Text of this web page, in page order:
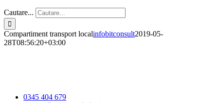
Cautare...
Compartiment transport localinfobitconsult2019-05-
28T08:56:20+03:00
0345 404 679